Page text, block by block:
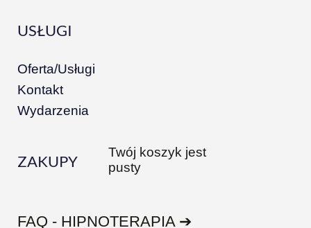
USŁUGI
Oferta/Usługi
Kontakt
Wydarzenia
ZAKUPY
Twój koszyk jest
pusty
FAQ - HIPNOTERAPIA ➔